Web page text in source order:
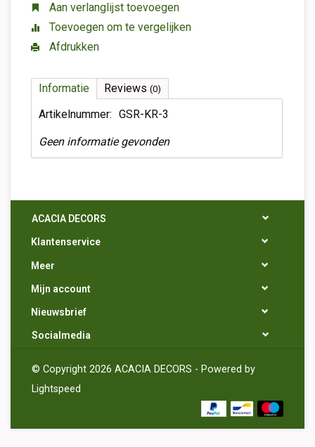
Aan verlanglijst toevoegen
Toevoegen om te vergelijken
Afdrukken
Informatie Reviews (0)
Artikelnummer: GSR-KR-3
Geen informatie gevonden
ACACIA DECORS
Klantenservice
Meer
Mijn account
Nieuwsbrief
Socialmedia
© Copyright 2026 ACACIA DECORS - Powered by
Lightspeed